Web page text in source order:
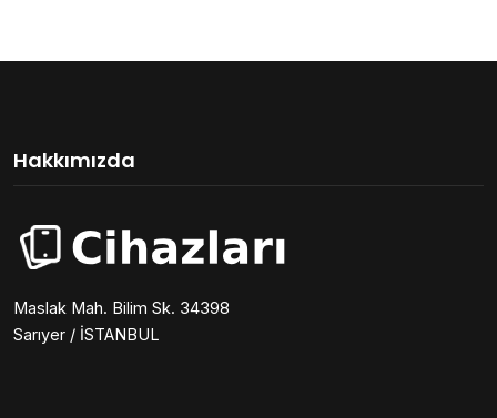
Hakkımızda
Maslak Mah. Bilim Sk. 34398
Sarıyer / İSTANBUL